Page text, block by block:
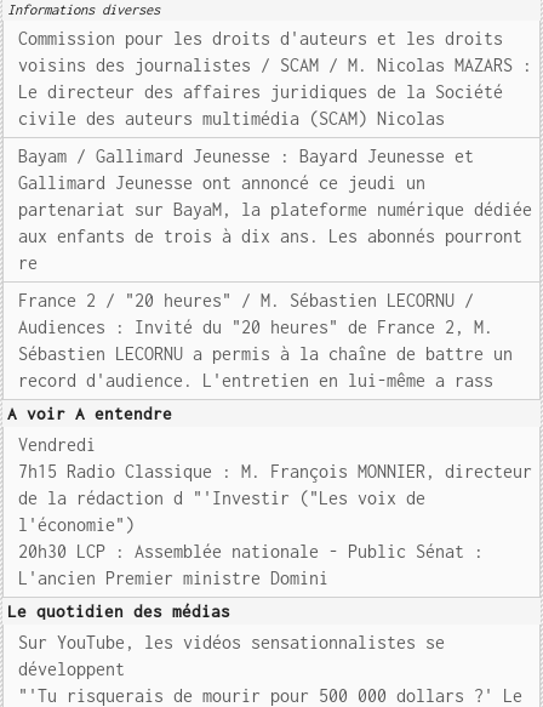
Informations diverses
Commission pour les droits d'auteurs et les droits
voisins des journalistes / SCAM / M. Nicolas MAZARS :
Le directeur des affaires juridiques de la Société
civile des auteurs multimédia (SCAM) Nicolas
Bayam / Gallimard Jeunesse : Bayard Jeunesse et
Gallimard Jeunesse ont annoncé ce jeudi un
partenariat sur BayaM, la plateforme numérique dédiée
aux enfants de trois à dix ans. Les abonnés pourront
re
France 2 / "20 heures" / M. Sébastien LECORNU /
Audiences : Invité du "20 heures" de France 2, M.
Sébastien LECORNU a permis à la chaîne de battre un
record d'audience. L'entretien en lui-même a rass
A voir A entendre
Vendredi
7h15 Radio Classique : M. François MONNIER, directeur
de la rédaction d "'Investir ("Les voix de
l'économie")
20h30 LCP : Assemblée nationale - Public Sénat :
L'ancien Premier ministre Domini
Le quotidien des médias
Sur YouTube, les vidéos sensationnalistes se
développent
"'Tu risquerais de mourir pour 500 000 dollars ?' Le